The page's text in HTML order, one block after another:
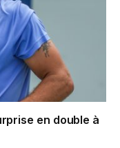
en double à